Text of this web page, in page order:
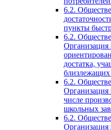
6.2.
пункты
6.2.
Организация
достатка,
6.2.
Организация
числе
школьных
6.2.
Организация